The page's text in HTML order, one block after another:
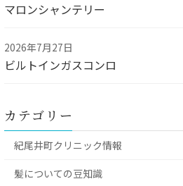
マロンシャンテリー
2026年7月27日
ビルトインガスコンロ
カテゴリー
紀尾井町クリニック情報
髪についての豆知識